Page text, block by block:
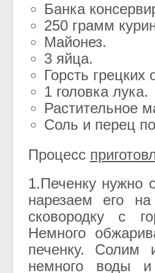
Банка
250 грамм
Майонез.
3 яйца.
Горсть грецких
1 головка лука.
Растительное
Соль и перец
Процесс
1.Печенку нужно
нарезаем его
сковородку с
Немного
печенку. Солим
немного воды